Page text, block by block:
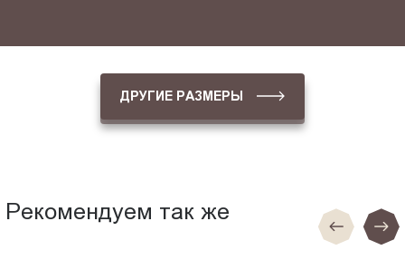
ДРУГИЕ РАЗМЕРЫ
Рекомендуем так же